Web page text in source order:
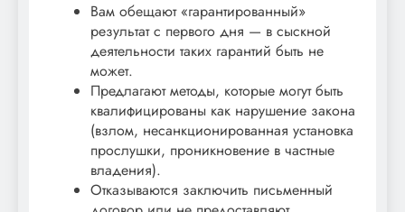
Вам обещают «гарантированный»
результат с первого дня — в сыскной
деятельности таких гарантий быть не
может.
Предлагают методы, которые могут быть
квалифицированы как нарушение закона
(взлом, несанкционированная установка
прослушки, проникновение в частные
владения).
Отказываются заключить письменный